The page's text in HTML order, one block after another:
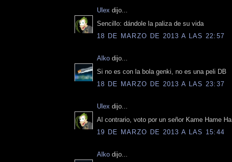
Ulex dijo...
Sencillo: dándole la paliza de su vida
18 DE MARZO DE 2013 A LAS 22:57
Alko dijo...
Si no es con la bola genki, no es una peli DB
18 DE MARZO DE 2013 A LAS 23:37
Ulex dijo...
Al contrario, voto por un señor Kame Hame Ha
19 DE MARZO DE 2013 A LAS 15:44
Alko dijo...